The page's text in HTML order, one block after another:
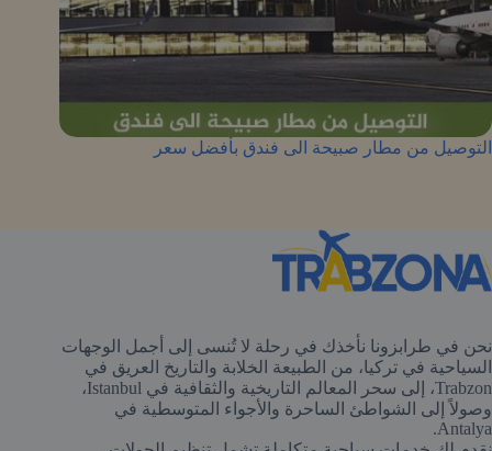
التوصيل من مطار صبيحة الى فندق بأفضل سعر
نحن في طرابزونا نأخذك في رحلة لا تُنسى إلى أجمل الوجهات
السياحية في تركيا، من الطبيعة الخلابة والتاريخ العريق في
Trabzon، إلى سحر المعالم التاريخية والثقافية في Istanbul،
وصولاً إلى الشواطئ الساحرة والأجواء المتوسطية في
Antalya.